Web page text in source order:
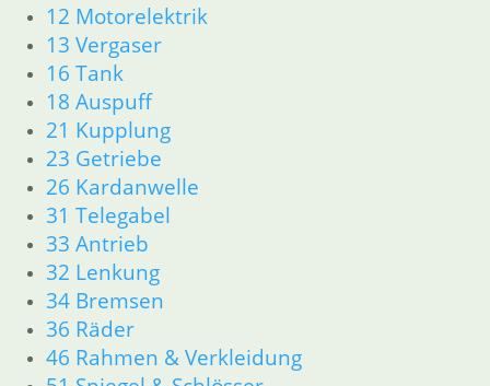
12 Motorelektrik
13 Vergaser
16 Tank
18 Auspuff
21 Kupplung
23 Getriebe
26 Kardanwelle
31 Telegabel
33 Antrieb
32 Lenkung
34 Bremsen
36 Räder
46 Rahmen & Verkleidung
62 Instrumente
63 Scheinwerfer
R26 & R27
11 Motor
Dichtungen
Zylinderkopf r26-r27
12 Motorelektrik
13 Vergaser
16 Tank
18 Auspuff
21 Kupplung
23 Getriebe
26 Kardanwelle
31 Telegabel
32 Lenkung